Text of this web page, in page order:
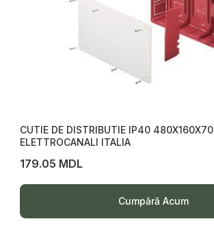
CUTIE DE DISTRIBUTIE IP40 480X160X70
ELETTROCANALI ITALIA
179.05 MDL
Cumpără Acum